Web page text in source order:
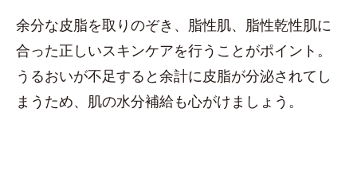
余分な皮脂を取りのぞき、脂性肌、脂性乾性肌に
合った正しいスキンケアを行うことがポイント。
うるおいが不足すると余計に皮脂が分泌されてし
まうため、肌の水分補給も心がけましょう。